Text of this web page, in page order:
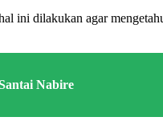
ini dilakukan agar
Nabire